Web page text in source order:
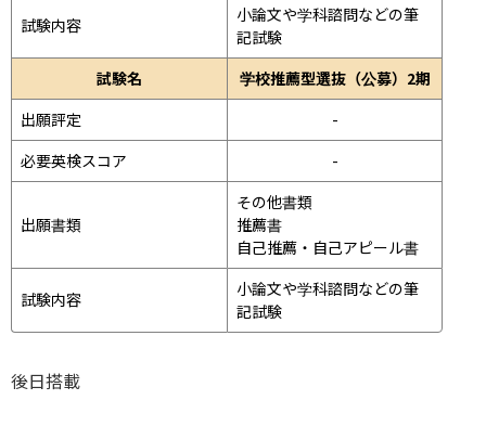
試験内容
小論文や学科諮問などの筆
記試験
試験名
学校推薦型選抜（公募）2期
出願評定
-
必要英検スコア
-
出願書類
その他書類
推薦書
自己推薦・自己アピール書
試験内容
小論文や学科諮問などの筆
記試験
後日搭載